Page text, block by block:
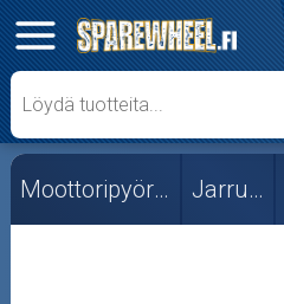
✕
Mopon osat
Skootterin osat
Crossipyörän osat
Moottoripyörän osat Jarruosat